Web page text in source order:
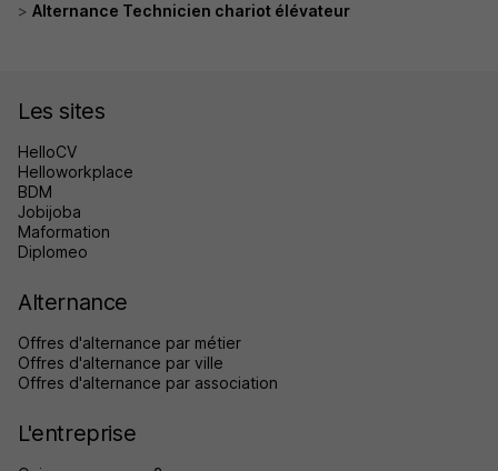
Alternance Technicien chariot élévateur
Les sites
HelloCV
Helloworkplace
BDM
Jobijoba
Maformation
Diplomeo
Alternance
Offres d'alternance par métier
Offres d'alternance par ville
Offres d'alternance par association
L'entreprise